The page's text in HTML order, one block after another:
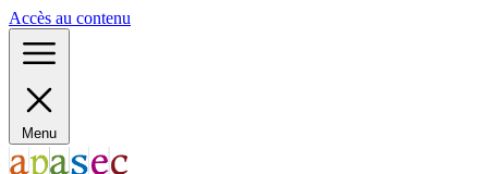
Accès au contenu
Menu
Panneau de gestion des cookies